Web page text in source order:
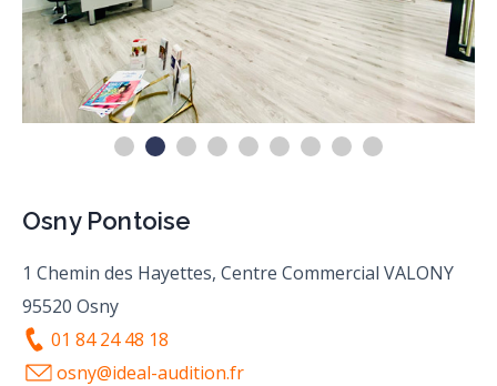
Osny Pontoise
1 Chemin des Hayettes, Centre Commercial VALONY
95520 Osny
01 84 24 48 18
osny@ideal-audition.fr